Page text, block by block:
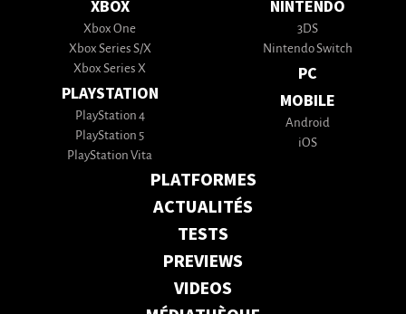
XBOX
Xbox One
Xbox Series S/X
Xbox Series X
PLAYSTATION
PlayStation 4
PlayStation 5
PlayStation Vita
NINTENDO
3DS
Nintendo Switch
PC
MOBILE
Android
iOS
PLATFORMES
ACTUALITÉS
TESTS
PREVIEWS
VIDEOS